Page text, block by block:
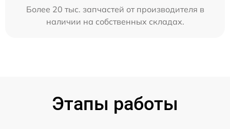
Более 20 тыс. запчастей от производителя в
наличии на собственных складах.
Этапы работы